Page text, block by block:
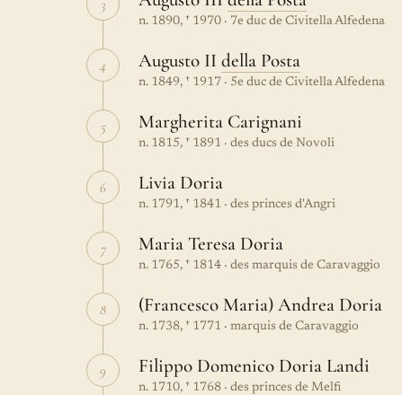
3
n. 1890, † 1970 · 7e duc de Civitella Alfedena
4 Augusto II della Posta
n. 1849, † 1917 · 5e duc de Civitella Alfedena
5 Margherita Carignani
n. 1815, † 1891 · des ducs de Novoli
6 Livia Doria
n. 1791, † 1841 · des princes d'Angri
7 Maria Teresa Doria
n. 1765, † 1814 · des marquis de Caravaggio
8 (Francesco Maria) Andrea Doria
n. 1738, † 1771 · marquis de Caravaggio
9 Filippo Domenico Doria Landi
n. 1710, † 1768 · des princes de Melfi